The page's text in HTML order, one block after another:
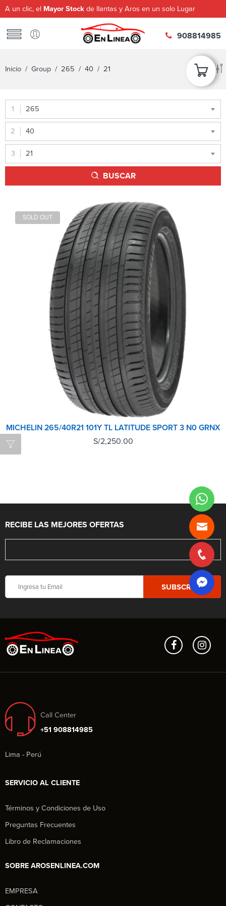
A un clic, el Mayor Stock de llantas y Aros en un solo Lugar
908814985
Inicio / Group / 265 / 40 / 21
265
40
21
BUSCAR
SOLD OUT
MICHELIN 265/40R21 101Y TL LATITUDE SPORT 3 N0 GRNX
S/2,250.00
RECIBE LAS MEJORES OFERTAS
Call Center
+51 908814985
Lima - Perú
SERVICIO AL CLIENTE
Términos y Condiciones de Uso
Preguntas Frecuentes
Libro de Reclamaciones
SOBRE AROSENLINEA.COM
EMPRESA